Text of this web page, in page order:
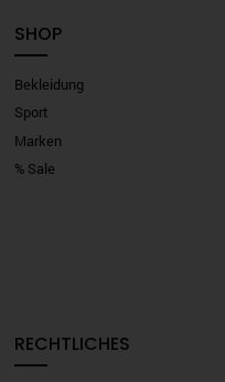
SHOP
Bekleidung
Sport
Marken
% Sale
RECHTLICHES